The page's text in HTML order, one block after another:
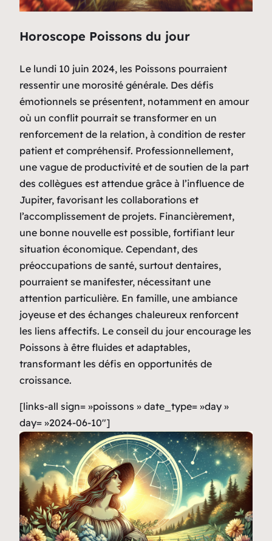
Horoscope Poissons du jour
Le lundi 10 juin 2024, les Poissons pourraient
ressentir une morosité générale. Des défis
émotionnels se présentent, notamment en amour
où un conflit pourrait se transformer en un
renforcement de la relation, à condition de rester
patient et compréhensif. Professionnellement,
une vague de productivité et de soutien de la part
des collègues est attendue grâce à l’influence de
Jupiter, favorisant les collaborations et
l’accomplissement de projets. Financièrement,
une bonne nouvelle est possible, fortifiant leur
situation économique. Cependant, des
préoccupations de santé, surtout dentaires,
pourraient se manifester, nécessitant une
attention particulière. En famille, une ambiance
joyeuse et des échanges chaleureux renforcent
les liens affectifs. Le conseil du jour encourage les
Poissons à être fluides et adaptables,
transformant les défis en opportunités de
croissance.
[links-all sign= »poissons » date_type= »day »
day= »2024-06-10″]